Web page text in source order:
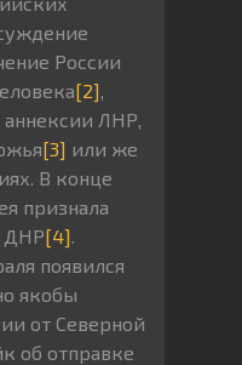
России
[2]
ЛНР,
[3] или же
В конце
признала
ДНР[4]
появился
якобы
от Северной
об отправке